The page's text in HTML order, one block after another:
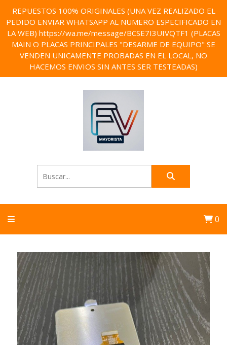
REPUESTOS 100% ORIGINALES (UNA VEZ REALIZADO EL
PEDIDO ENVIAR WHATSAPP AL NUMERO ESPECIFICADO EN
LA WEB) https://wa.me/message/BCSE7I3UIVQTF1 (PLACAS
MAIN O PLACAS PRINCIPALES "DESARME DE EQUIPO" SE
VENDEN UNICAMENTE PROBADAS EN EL LOCAL, NO
HACEMOS ENVIOS SIN ANTES SER TESTEADAS)
0